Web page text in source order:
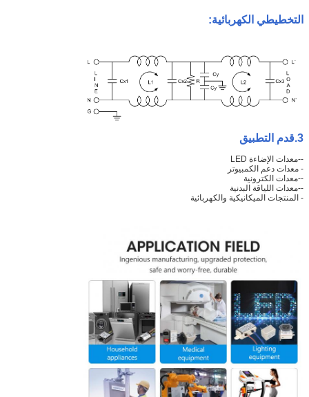
التخطيطي الكهربائية:
3. قدم التطبيق
--معدات الإضاءة LED
- معدات دعم الكمبيوتر
--معدات الكترونية
--معدات اللياقة البدنية
- المنتجات الميكانيكية والكهربائية